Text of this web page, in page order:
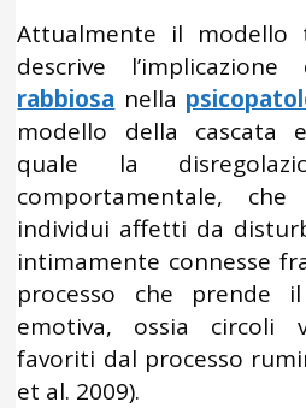
Attualmente il modello
descrive
rabbiosa nella
modello della cascata
quale la
comportamentale,
individui affetti da
intimamente connesse
processo che prende
emotiva, ossia circoli
favoriti dal processo
et al. 2009).